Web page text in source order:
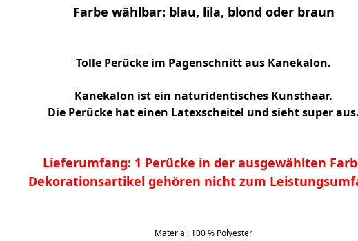
Farbe wählbar: blau, lila, blond oder braun
Tolle Perücke im Pagenschnitt aus Kanekalon.
Kanekalon ist ein naturidentisches Kunsthaar.
Die Perücke hat einen Latexscheitel und siehtsuper aus.
Lieferumfang: 1 Perücke in der ausgewählten
Dekorationsartikel gehören nicht zum
Material: 100 % Polyester